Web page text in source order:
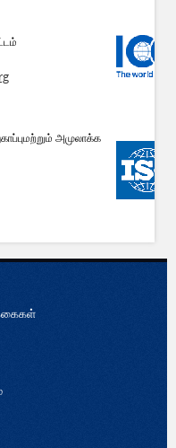
மற்றும் அமுலாக்க